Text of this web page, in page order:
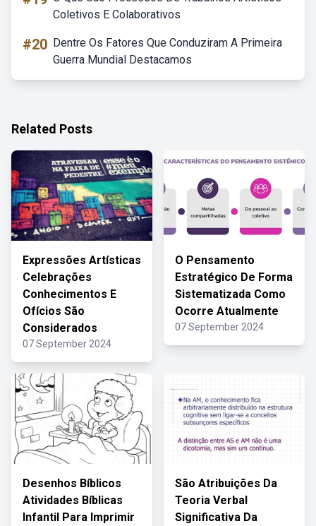
Coletivos E Colaborativos
#20 Dentre Os Fatores Que Conduziram A Primeira
Guerra Mundial Destacamos
Related Posts
Expressões Artísticas
Celebrações
Conhecimentos E
Ofícios São
Considerados
07 September 2024
O Pensamento
Estratégico De Forma
Sistematizada Como
Ocorre Atualmente
07 September 2024
Desenhos Bíblicos
Atividades Bíblicas
Infantil Para Imprimir
São Atribuições Da
Teoria Verbal
Significativa Da